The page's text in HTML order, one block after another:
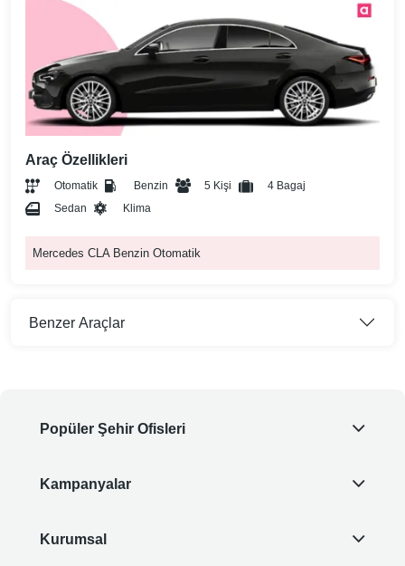
Araç Özellikleri
Otomatik Benzin 5 Kişi
4 Bagaj
Sedan
Klima
Mercedes CLA Benzin Otomatik
Benzer Araçlar
Popüler Şehir Ofisleri
Kampanyalar
Kurumsal